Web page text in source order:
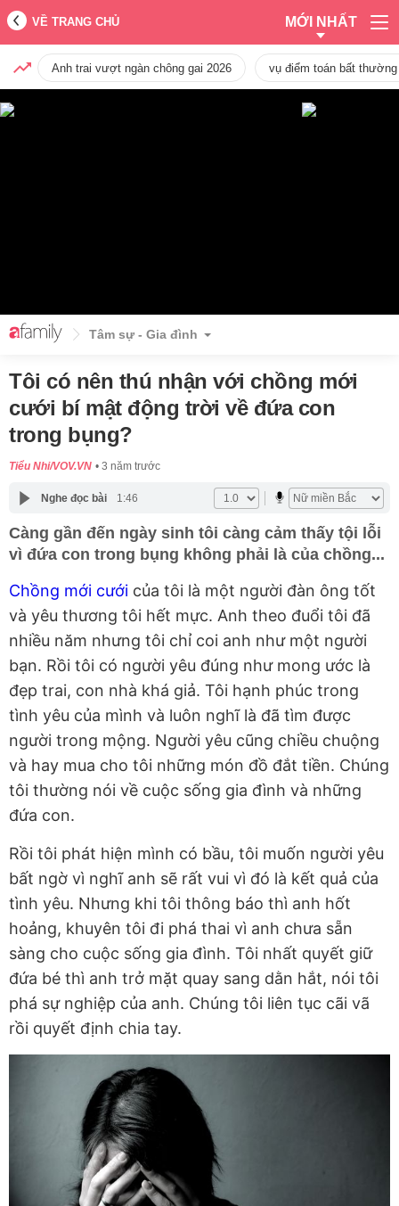
VỀ TRANG CHỦ MỚI NHẤT
Anh trai vượt ngàn chông gai 2026 vụ điểm toán bất
Tâm sự - Gia đình
Tôi có nên thú nhận với chồng mới
cưới bí mật động trời về đứa con
trong bụng?
Tiểu Nhi/VOV.VN 3 năm trước
Nghe đọc bài 1:46
Càng gần đến ngày sinh tôi càng cảm thấy tội lỗi
vì đứa con trong bụng không phải là của chồng...
Chồng mới cưới của tôi là một người đàn ông tốt
và yêu thương tôi hết mực. Anh theo đuổi tôi đã
nhiều năm nhưng tôi chỉ coi anh như một người
bạn. Rồi tôi có người yêu đúng như mong ước là
đẹp trai, con nhà khá giả. Tôi hạnh phúc trong
tình yêu của mình và luôn nghĩ là đã tìm được
người trong mộng. Người yêu cũng chiều chuộng
và hay mua cho tôi những món đồ đắt tiền. Chúng
tôi thường nói về cuộc sống gia đình và những
đứa con.
Rồi tôi phát hiện mình có bầu, tôi muốn người yêu
bất ngờ vì nghĩ anh sẽ rất vui vì đó là kết quả của
tình yêu. Nhưng khi tôi thông báo thì anh hốt
hoảng, khuyên tôi đi phá thai vì anh chưa sẵn
sàng cho cuộc sống gia đình. Tôi nhất quyết giữ
đứa bé thì anh trở mặt quay sang dằn hắt, nói tôi
phá sự nghiệp của anh. Chúng tôi liên tục cãi vã
rồi quyết định chia tay.